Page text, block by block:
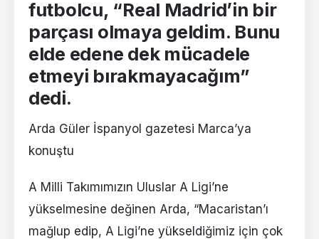
futbolcu, “Real Madrid’in bir
parçası olmaya geldim. Bunu
elde edene dek mücadele
etmeyi bırakmayacağım”
dedi.
Arda Güler İspanyol gazetesi Marca’ya
konuştu
A Milli Takımımızın Uluslar A Ligi’ne
yükselmesine değinen Arda, “Macaristan’ı
mağlup edip, A Ligi’ne yükseldiğimiz için çok